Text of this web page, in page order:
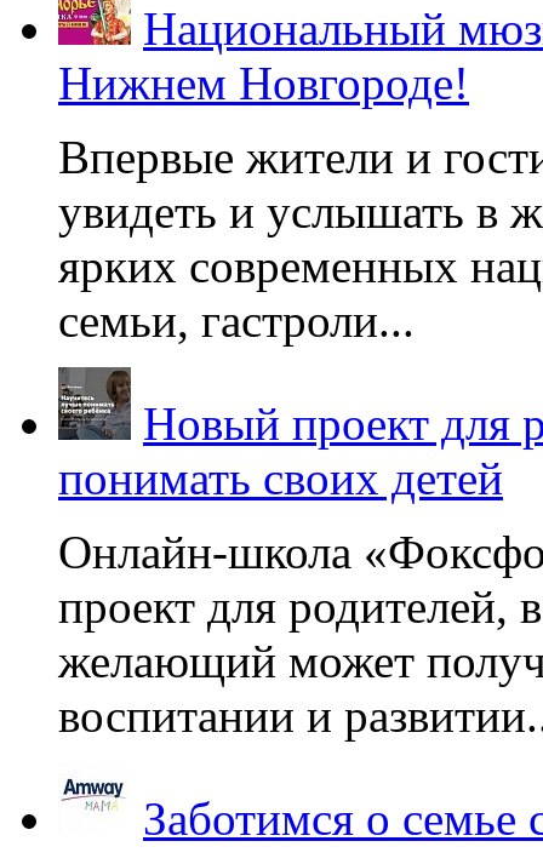
Национальный
Нижнем Новгороде!
Впервые жители и
увидеть и услышать в
ярких современных
семьи, гастроли...
Новый проект для
понимать своих детей
Онлайн-школа
проект для родителей,
желающий может
воспитании и
Заботимся о